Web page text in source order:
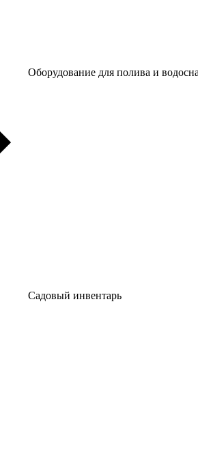
Оборудование для полива и
Садовый инвентарь